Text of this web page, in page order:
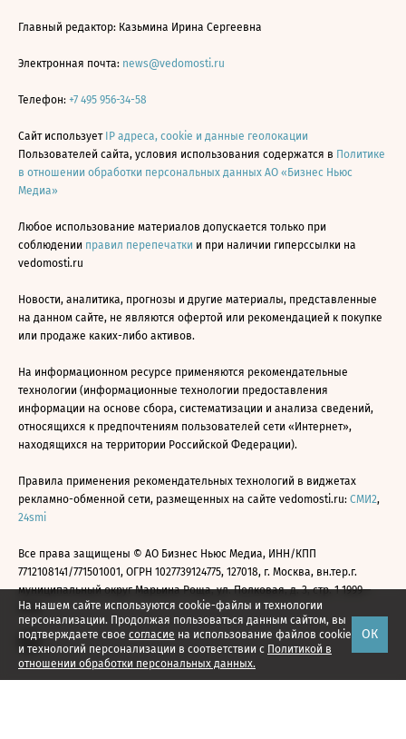
На нашем сайте используются cookie-файлы и технологии
персонализации. Продолжая пользоваться данным сайтом, вы
подтверждаете свое согласие на использование файлов cookie
и технологий персонализации в соответствии с Политикой в
отношении обработки персональных данных.
ОК
Главный редактор: Казьмина Ирина Сергеевна
Электронная почта: news@vedomosti.ru
Телефон: +7 495 956-34-58
Сайт использует IP адреса, cookie и данные геолокации
Пользователей сайта, условия использования содержатся в Политике
в отношении обработки персональных данных АО «Бизнес Ньюс
Медиа»
Любое использование материалов допускается только при
соблюдении правил перепечатки и при наличии гиперссылки на
vedomosti.ru
Новости, аналитика, прогнозы и другие материалы, представленные
на данном сайте, не являются офертой или рекомендацией к покупке
или продаже каких-либо активов.
На информационном ресурсе применяются рекомендательные
технологии (информационные технологии предоставления
информации на основе сбора, систематизации и анализа сведений,
относящихся к предпочтениям пользователей сети «Интернет»,
находящихся на территории Российской Федерации).
Правила применения рекомендательных технологий в виджетах
рекламно-обменной сети, размещенных на сайте vedomosti.ru: СМИ2,
24smi
Все права защищены © АО Бизнес Ньюс Медиа, ИНН/КПП
7712108141/771501001, ОГРН 1027739124775, 127018, г. Москва, вн.тер.г.
муниципальный округ Марьина Роща, ул. Полковая, д. 3, стр. 1 1999—
2026